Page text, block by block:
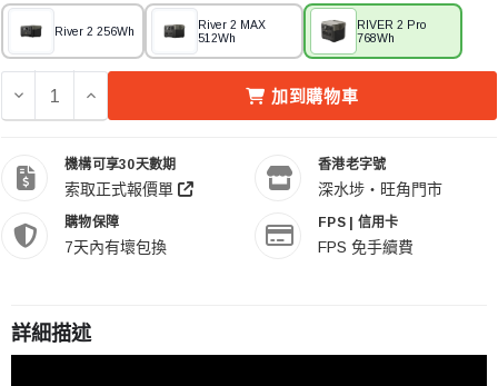
River 2 256Wh
River 2 MAX
512Wh
RIVER 2 Pro
768Wh
減少 ECOFLOW RIVER 2 PRO (768WH) 大容量流動電能站
增加 ECOFLOW RIVER 2 PRO (768WH) 大容量流
加到購物車
機構可享30天數期
索取正式報價單
香港老字號
深水埗・旺角門市
購物保障
7天內有壞包換
FPS | 信用卡
FPS 免手續費
詳細描述